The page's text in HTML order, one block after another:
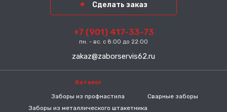
Сделать заказ
+7 (901) 417-33-73
пн. - вс. с 8:00 до 22:00
zakaz@zaborservis62.ru
Каталог
Заборы из профнастила
Заборы из металлического штакетника
Сварные заборы